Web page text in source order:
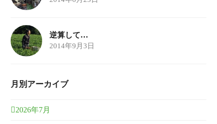
逆算して…
2014年9月3日
月別アーカイブ
2026年7月